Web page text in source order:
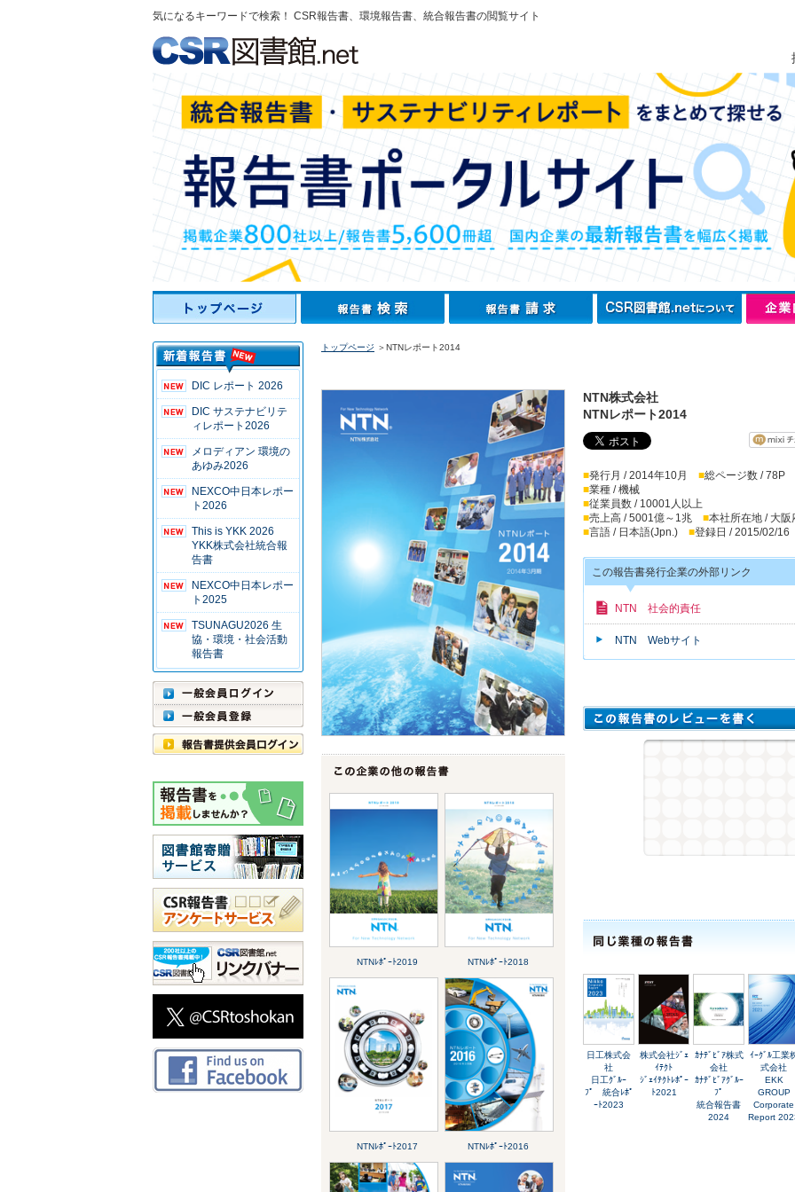
気になるキーワードで検索！ CSR報告書、環境報告書、統合報告書の閲覧サイト
DIC レポート 2026
DIC サステナビリテ
ィレポート2026
メロディアン 環境の
あゆみ2026
NEXCO中日本レポー
ト2026
This is YKK 2026
YKK株式会社統合報
告書
NEXCO中日本レポー
ト2025
TSUNAGU2026 生
協・環境・社会活動
報告書
トップページ ＞NTNレポート2014
NTNﾚﾎﾟｰﾄ2019 NTNﾚﾎﾟｰﾄ2018
NTNﾚﾎﾟｰﾄ2017 NTNﾚﾎﾟｰﾄ2016
NTN株式会社
NTNレポート2014
■発行月 / 2014年10月 ■総ページ数 / 78P
■業種 / 機械
■従業員数 / 10001人以上
■売上高 / 5001億～1兆 ■本社所在地 / 大阪
■言語 / 日本語(Jpn.) ■登録日 / 2015/02/16
この報告書発行企業の外部リンク
NTN 社会的責任
NTN Webサイト
日工株式会
社
日工ｸﾞﾙｰ
ﾌﾟ 統合ﾚﾎﾟ
ｰﾄ2023
株式会社ｼﾞｪ
ｲﾃｸﾄ
ｼﾞｪｲﾃｸﾄﾚﾎﾟｰ
ﾄ2021
ｶﾅﾃﾞﾋﾞｱ株式
会社
ｶﾅﾃﾞﾋﾞｱｸﾞﾙｰ
ﾌﾟ
統合報告書
2024
ｲｰｸﾞﾙ工業
式会社
EKK
GROUP
Corporate
Report